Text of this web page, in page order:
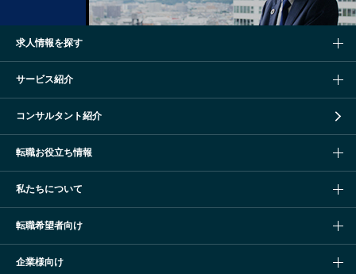
求人情報を探す
サービス紹介
コンサルタント紹介
転職お役立ち情報
私たちについて
転職希望者向け
企業様向け